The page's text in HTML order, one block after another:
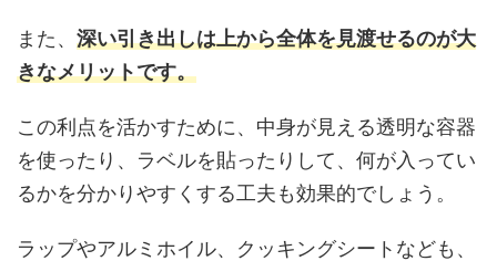
また、 深い引き出しは上から全体を見渡せるのが大
きなメリットです。
この利点を活かすために、中身が見える透明な容器
を使ったり、ラベルを貼ったりして、何が入ってい
るかを分かりやすくする工夫も効果的でしょう。
ラップやアルミホイル、クッキングシートなども、